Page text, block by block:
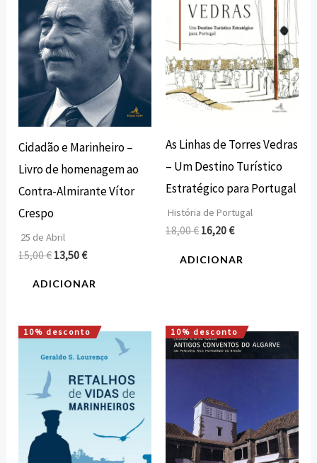
Cidadão e Marinheiro –
Livro de homenagem ao
Contra-Almirante Vítor
Crespo
25 de Abril
15,00€ 13,50€
ADICIONAR
As Linhas de Torres Vedras
– Um Destino Turístico
Estratégico para Portugal
História de Portugal
18,00€ 16,20€
ADICIONAR
10% desconto
O
preço
original
era:
16,00 €.
O
atual
é:
14,40 €.
10% desconto
O
preço
original
O
preço
atual